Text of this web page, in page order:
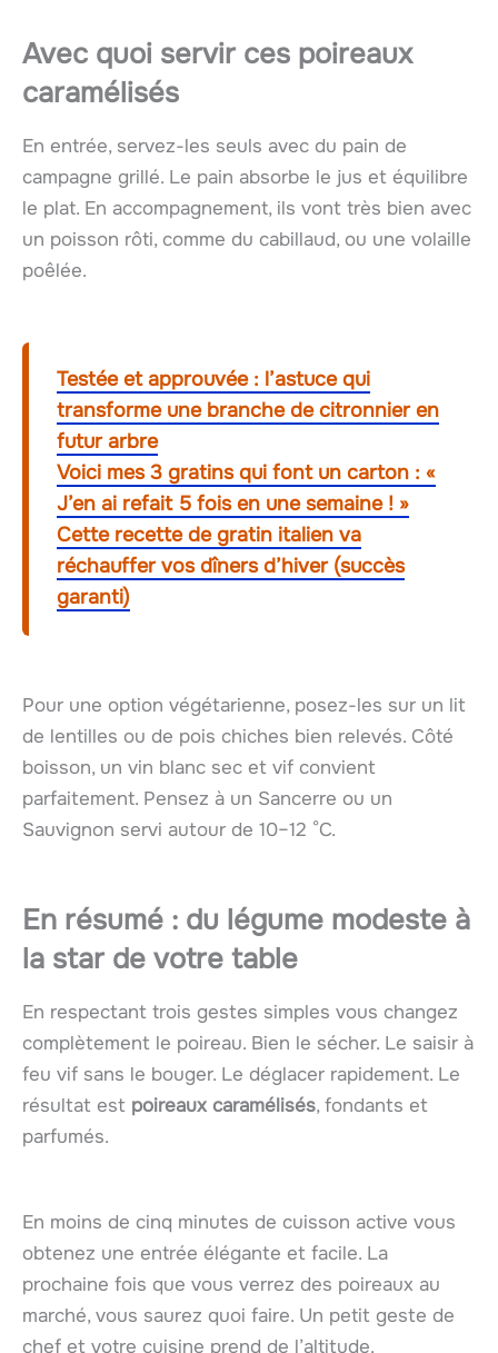
Avec quoi servir ces poireaux
caramélisés
En entrée, servez-les seuls avec du pain de
campagne grillé. Le pain absorbe le jus et équilibre
le plat. En accompagnement, ils vont très bien avec
un poisson rôti, comme du cabillaud, ou une volaille
poêlée.
Testée et approuvée : l’astuce qui
transforme une branche de citronnier en
futur arbre
Voici mes 3 gratins qui font un carton : «
J’en ai refait 5 fois en une semaine ! »
Cette recette de gratin italien va
réchauffer vos dîners d’hiver (succès
garanti)
Pour une option végétarienne, posez-les sur un lit
de lentilles ou de pois chiches bien relevés. Côté
boisson, un vin blanc sec et vif convient
parfaitement. Pensez à un Sancerre ou un
Sauvignon servi autour de 10–12 °C.
En résumé : du légume modeste à
la star de votre table
En respectant trois gestes simples vous changez
complètement le poireau. Bien le sécher. Le saisir à
feu vif sans le bouger. Le déglacer rapidement. Le
résultat est poireaux caramélisés, fondants et
parfumés.
En moins de cinq minutes de cuisson active vous
obtenez une entrée élégante et facile. La
prochaine fois que vous verrez des poireaux au
marché, vous saurez quoi faire. Un petit geste de
chef et votre cuisine prend de l’altitude.